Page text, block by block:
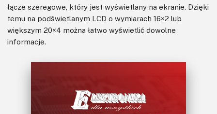
łącze szeregowe, który jest wyświetlany na ekranie. Dzięki
temu na podświetlanym LCD o wymiarach 16×2 lub
większym 20×4 można łatwo wyświetlić dowolne
informacje.